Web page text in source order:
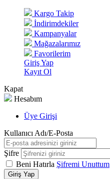
Kargo Takip
İndirimdekiler
Kampanyalar
Mağazalarımız
Favorilerim
Giriş Yap
Kayıt Ol
Kapat
Hesabım
Üye Girişi
Kullanıcı Adı/E-Posta
Şifre
Beni Hatırla Şifremi Unuttum
Giriş Yap